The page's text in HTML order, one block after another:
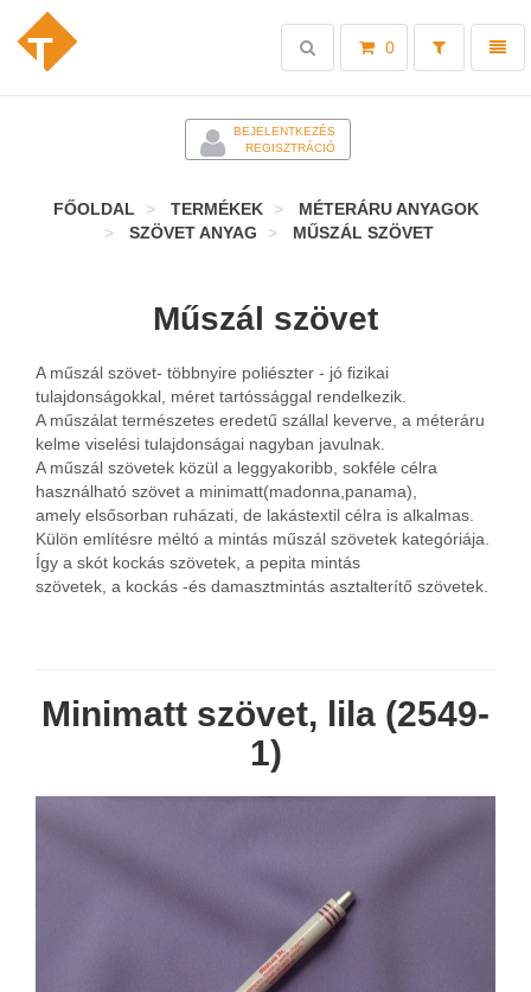
Toggle
0
Toggle
search
BEJELENTKEZÉS
REGISZTRÁCIÓ
FŐOLDAL TERMÉKEK
MÉTERÁRU ANYAGOK
SZÖVET ANYAG
MŰSZÁL SZÖVET
Műszál szövet
A műszál szövet- többnyire poliészter - jó fizikai
tulajdonságokkal, méret tartóssággal rendelkezik.
A műszálat természetes eredetű szállal keverve, a méteráru
kelme viselési tulajdonságai nagyban javulnak.
A műszál szövetek közül a leggyakoribb, sokféle célra
használható szövet a minimatt(madonna,panama),
amely elsősorban ruházati, de lakástextil célra is alkalmas.
Külön említésre méltó a mintás műszál szövetek kategóriája.
Így a skót kockás szövetek, a pepita mintás
szövetek, a kockás -és damasztmintás asztalterítő szövetek.
Minimatt szövet, lila (2549-
1)